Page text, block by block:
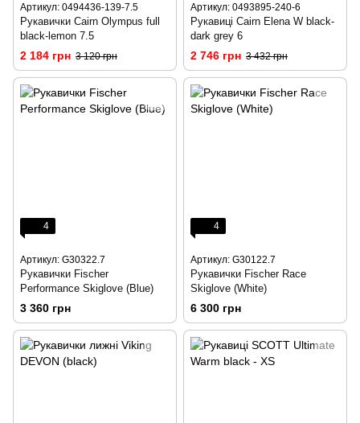
Артикул: 0494436-139-7.5
Рукавички Cairn Olympus full
black-lemon 7.5
2 184 грн 3 120 грн
Артикул: 0493895-240-6
Рукавиці Cairn Elena W black-
dark grey 6
2 746 грн 3 432 грн
4
Артикул: G30322.7
Рукавички Fischer
Performance Skiglove (Blue)
3 360 грн
4
Артикул: G30122.7
Рукавички Fischer Race
Skiglove (White)
6 300 грн